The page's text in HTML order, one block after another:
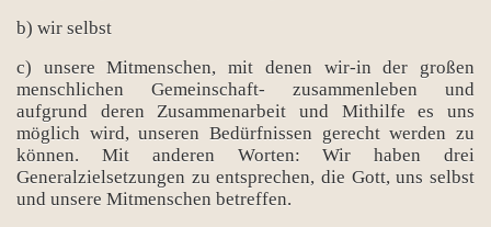
b) wir selbst
c) unsere Mitmenschen, mit denen wir-in der großen
menschlichen Gemeinschaft- zusammenleben und
aufgrund deren Zusammenarbeit und Mithilfe es uns
möglich wird, unseren Bedürfnissen gerecht werden zu
können. Mit anderen Worten: Wir haben drei
Generalzielsetzungen zu entsprechen, die Gott, uns selbst
und unsere Mitmenschen betreffen.